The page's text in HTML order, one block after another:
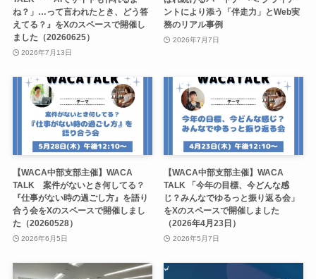
ね？」…って言われたとき、どう答
えてる？』をXのスペースで開催し
ました（20260625）
2026年7月13日
ントにより添う「伴走力」とWeb実
務のリアル事例
2026年7月7日
【WACA中部支部主催】WACA
TALK 案件がないとき何してる？
『仕事がない時の過ごし方』を語り
合う会をXのスペースで開催しまし
た（20260528）
2026年6月5日
【WACA中部支部主催】WACA
TALK 「今年の目標、今どんな感
じ？みんなでゆるっと振り返る会」
をXのスペースで開催しました
（2026年4月23日）
2026年5月7日